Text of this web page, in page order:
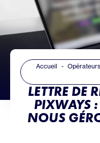
Accueil
LETTRE DE
PIXWAYS :
NOUS